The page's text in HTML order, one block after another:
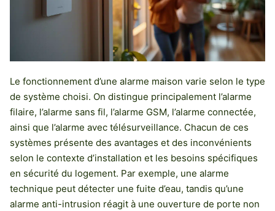
Le fonctionnement d’une alarme maison varie selon le type
de système choisi. On distingue principalement l’alarme
filaire, l’alarme sans fil, l’alarme GSM, l’alarme connectée,
ainsi que l’alarme avec télésurveillance. Chacun de ces
systèmes présente des avantages et des inconvénients
selon le contexte d’installation et les besoins spécifiques
en sécurité du logement. Par exemple, une alarme
technique peut détecter une fuite d’eau, tandis qu’une
alarme anti-intrusion réagit à une ouverture de porte non